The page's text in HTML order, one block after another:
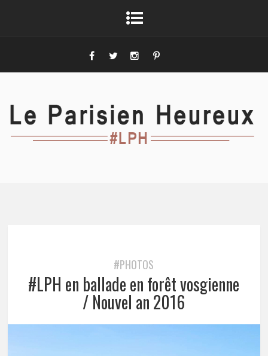
#PHOTOS
#LPH en ballade en forêt vosgienne
/ Nouvel an 2016